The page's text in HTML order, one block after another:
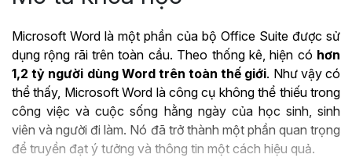
Microsoft Word là một phần của bộ Office Suite được sử
dụng rộng rãi trên toàn cầu. Theo thống kê, hiện có hơn
1,2 tỷ người dùng Word trên toàn thế giới. Như vậy có
thể thấy, Microsoft Word là công cụ không thể thiếu trong
công việc và cuộc sống hằng ngày của học sinh, sinh
viên và người đi làm. Nó đã trở thành một phần quan trọng
để truyền đạt ý tưởng và thông tin một cách hiệu quả.